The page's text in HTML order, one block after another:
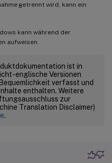
getrennt wird, kann ein
kann während der
aufweisen.
ist in
englische Versionen
verfasst und
enthalten. Weitere
zur
Translation Disclaimer)
.